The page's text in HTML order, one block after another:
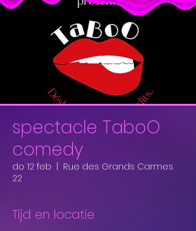
spectacle TaboO
comedy
do 12 feb
Rue des Grands Carmes
22
Tijd en locatie